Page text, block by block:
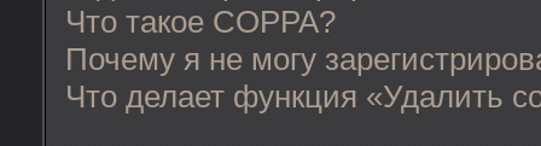
Что такое COPPA?
Почему я не могу
Что делает функция «Удалить